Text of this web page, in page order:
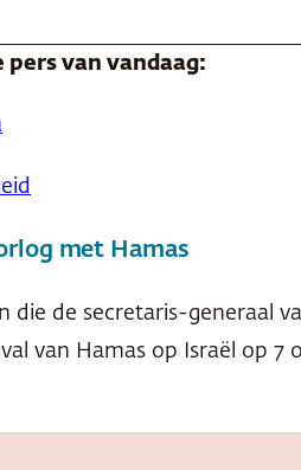
pers van vandaag:
met Hamas
de secretaris-generaal
van Hamas op Israël op